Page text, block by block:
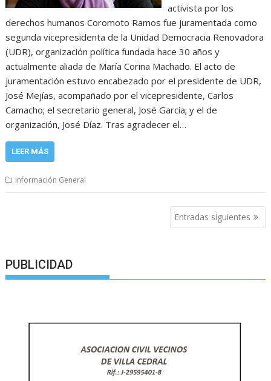
activista por los
derechos humanos Coromoto Ramos fue juramentada como
segunda vicepresidenta de la Unidad Democracia Renovadora
(UDR), organización política fundada hace 30 años y
actualmente aliada de María Corina Machado. El acto de
juramentación estuvo encabezado por el presidente de UDR,
José Mejías, acompañado por el vicepresidente, Carlos
Camacho; el secretario general, José García; y el de
organización, José Díaz. Tras agradecer el…
LEER MÁS
Información General
Entradas siguientes
PUBLICIDAD